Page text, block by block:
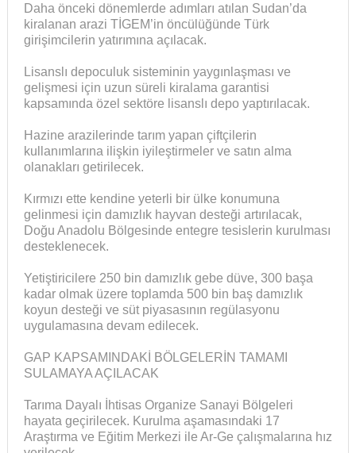
Daha önceki dönemlerde adımları atılan Sudan’da
kiralanan arazi TİGEM’in öncülüğünde Türk
girişimcilerin yatırımına açılacak.
Lisanslı depoculuk sisteminin yaygınlaşması ve
gelişmesi için uzun süreli kiralama garantisi
kapsamında özel sektöre lisanslı depo yaptırılacak.
Hazine arazilerinde tarım yapan çiftçilerin
kullanımlarına ilişkin iyileştirmeler ve satın alma
olanakları getirilecek.
Kırmızı ette kendine yeterli bir ülke konumuna
gelinmesi için damızlık hayvan desteği artırılacak,
Doğu Anadolu Bölgesinde entegre tesislerin kurulması
desteklenecek.
Yetiştiricilere 250 bin damızlık gebe düve, 300 başa
kadar olmak üzere toplamda 500 bin baş damızlık
koyun desteği ve süt piyasasının regülasyonu
uygulamasına devam edilecek.
GAP KAPSAMINDAKİ BÖLGELERİN TAMAMI
SULAMAYA AÇILACAK
Tarıma Dayalı İhtisas Organize Sanayi Bölgeleri
hayata geçirilecek. Kurulma aşamasındaki 17
Araştırma ve Eğitim Merkezi ile Ar-Ge çalışmalarına hız